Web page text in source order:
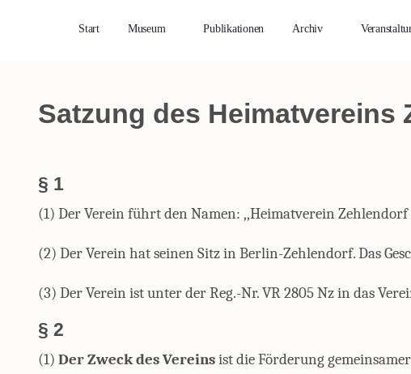
Start Museum Publikationen Archiv
Satzung des Heimatvereins
§ 1
(1) Der Verein führt den Namen: ,,Heimatverein Zehlendorf
(2) Der Verein hat seinen Sitz in Berlin-Zehlendorf. Das
(3) Der Verein ist unter der Reg.-Nr. VR 2805 Nz in das
§ 2
(1) Der Zweck des Vereinsist die Förderung